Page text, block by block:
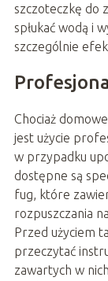
szczoteczkę do
spłukać wodą i
szczególnie
Chociaż
jest użycie
w przypadku
dostępne są
fug, które
rozpuszczania
Przed użyciem
przeczytać
zawartych w